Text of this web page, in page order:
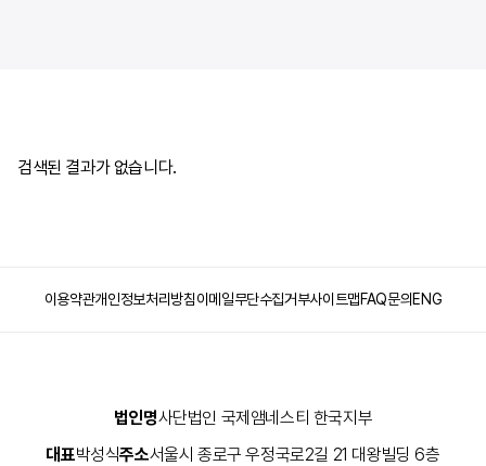
검색된 결과가 없습니다.
이용약관개인정보처리방침이메일무단수집거부사이트맵FAQ문의 ENG
법인명사단법인 국제앰네스티 한국지부
대표박성식주소서울시 종로구 우정국로2길 21 대왕빌딩 6층